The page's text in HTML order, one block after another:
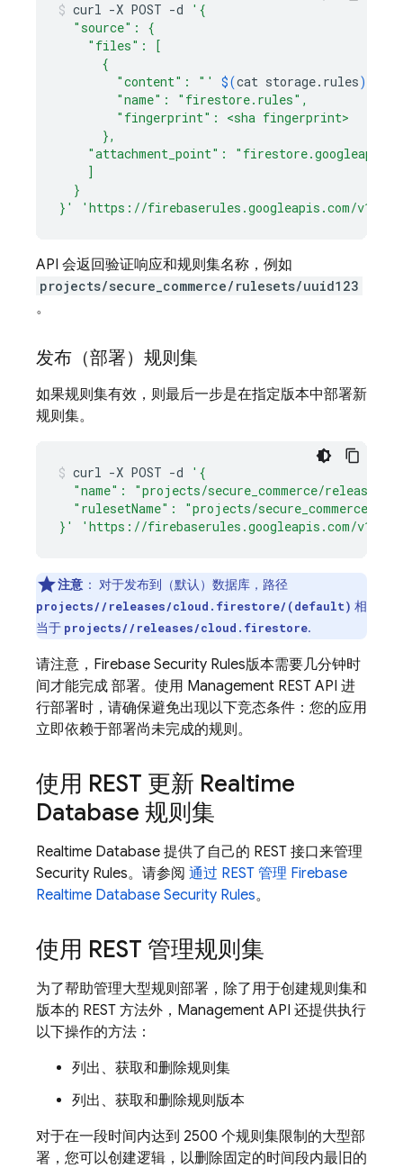
curl -X POST -d
'{
  "source": {
    "files": [
      {
        "content": "'
$(cat storage.rules)
        "name": "firestore.rules",
        "fingerprint": <sha fingerprint>
      },
"attachment_point":
    ]
  }
}'
'https://firebaserules.googleapis.com/v1/
API 会返回验证响应和规则集名称，例如
projects/secure_commerce/rulesets/uuid123
。
发布（部署）规则集
如果规则集有效，则最后一步是在指定版本中部署新
规则集。
curl -X POST -d
'{
"name": "projects/secure_commerce/releases/
"rulesetName": "projects/secure_commerce/
}'
'https://firebaserules.googleapis.com/v1/
注意 ： 对于发布到（默认）数据库，路径
projects//releases/cloud.firestore/(default) 相
当于 projects//releases/cloud.firestore.
请注意， Firebase Security Rules版本需要几分钟时
间才能完成 部署。使用 Management REST API 进
行部署时，请确保避免出现以下竞态条件：您的应用
立即依赖于部署尚未完成的规则。
使用 REST 更新 Realtime
Database 规则集
Realtime Database 提供了自己的 REST 接口来管理
Security Rules。请参阅 通过 REST 管理 Firebase
Realtime Database Security Rules。
使用 REST 管理规则集
为了帮助管理大型规则部署，除了用于创建规则集和
版本的 REST 方法外，Management API 还提供执行
以下操作的方法：
列出、获取和删除规则集
列出、获取和删除规则版本
对于在一段时间内达到 2500 个规则集限制的大型部
署，您可以创建逻辑，以删除固定的时间段内最旧的